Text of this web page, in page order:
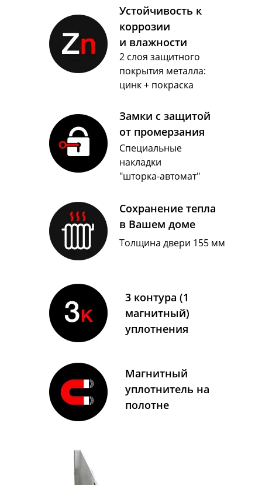
Устойчивость к
коррозии
и влажности
Сохранение тепла
в Вашем доме
Специальные
накладки
"шторка-автомат"
2 слоя защитного
покрытия металла:
цинк + покраска
Толщина двери 155 мм
Замки с защитой
от промерзания
Магнитный
уплотнитель на
полотне
3 контура (1
магнитный)
уплотнения